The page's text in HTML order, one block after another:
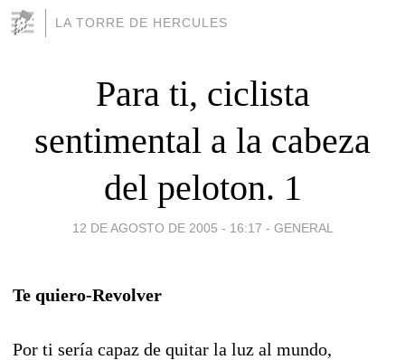
LA TORRE DE HERCULES
Para ti, ciclista
sentimental a la cabeza
del peloton. 1
12 DE AGOSTO DE 2005 - 16:17 - GENERAL
Te quiero-Revolver
Por ti sería capaz de quitar la luz al mundo,